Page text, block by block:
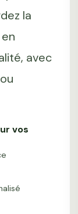
la
avec
vos